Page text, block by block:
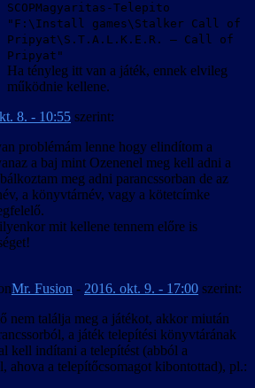
SCOPMagyaritas-Telepito
"F:\Install games\Stalker Call of
Pripyat\S.T.A.L.K.E.R. – Call of
Pripyat"
Ha tényleg itt van a játék, ennek elvileg
működnie kellene.
8. - 10:55 szerint:
problémám lenne hogy elindítom a
a baj mint Ozenenel meg kell adni a
meg adni parancssorban de az
a könyvtárnév, vagy a kötetcímke
mit kellene tennem előre is
Mr. Fusion - 2016. okt. 9. - 17:00 szerint:
nem találja meg a játékot, akkor miután
a játék telepítési könyvtárának
kell indítani a telepítést (abból a
ahova a telepítőcsomagot kibontottad), pl.: